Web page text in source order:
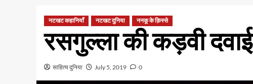
नटखट कहानियाँ नटखट दुनिया ननकू के क़िस्से
रसगुल्ला की कड़वी दवाई
साहित्य दुनिया July 5, 2019 0